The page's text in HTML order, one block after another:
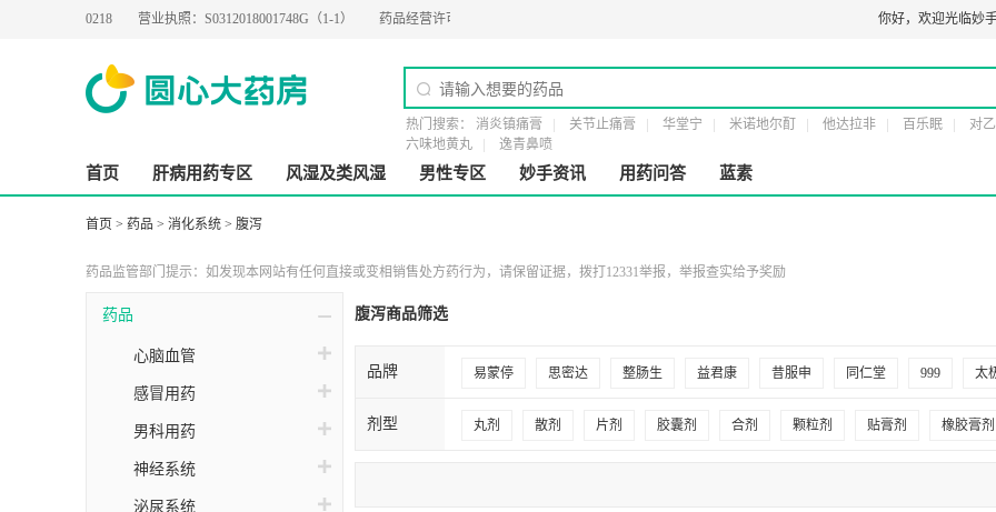
营业执照：S0312018001748G（1-1） 药品经营许可证： 粤橞食药监械经营许20161232号 第二类医疗器
你好， 欢迎光临妙
热门搜索： 消炎镇痛膏 关节止痛膏 华堂宁 米诺地尔酊 他达拉非 百乐眠
对
六味地黄丸
逸青鼻喷
首页 肝病用药专区 风湿及类风湿 男性专区 妙手资讯 用药问答 蓝素
首页 > 药品 > 消化系统 > 腹泻
药品监管部门提示：如发现本网站有任何直接或变相销售处方药行为，请保留证据，拨打12331举报，举报查实给予奖励
药品
心脑血管
感冒用药
男科用药
神经系统
泌尿系统
腹泻商品筛选
品牌 易蒙停 思密达 整肠生 益君康 昔服申 同仁堂 999 太
万年青 立效 冯了性 诺得胜 紫鑫 摩美得 鑫烨
剂型 丸剂 散剂 片剂 胶囊剂 合剂 颗粒剂 贴膏剂 橡胶膏剂